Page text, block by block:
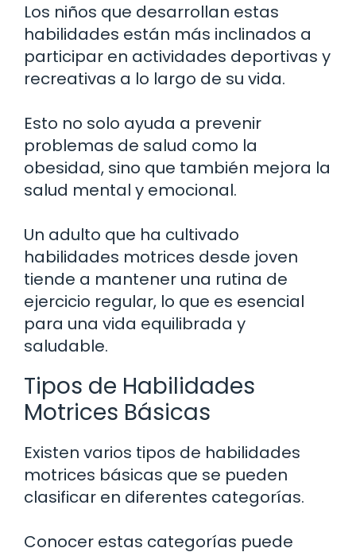
Los niños que desarrollan estas
habilidades están más inclinados a
participar en actividades deportivas y
recreativas a lo largo de su vida.
Esto no solo ayuda a prevenir
problemas de salud como la
obesidad, sino que también mejora la
salud mental y emocional.
Un adulto que ha cultivado
habilidades motrices desde joven
tiende a mantener una rutina de
ejercicio regular, lo que es esencial
para una vida equilibrada y
saludable.
Tipos de Habilidades
Motrices Básicas
Existen varios tipos de habilidades
motrices básicas que se pueden
clasificar en diferentes categorías.
Conocer estas categorías puede